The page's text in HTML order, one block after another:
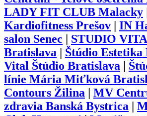
LADY FIT CLUB Malacky
Kardiofitness Prešov
IN
salon Senec
STUDIO
Bratislava
Štúdio
Vital Štúdio Bratislava
línie Mária Miťková
Contours Žilina
MV
zdravia Banská Bystrica